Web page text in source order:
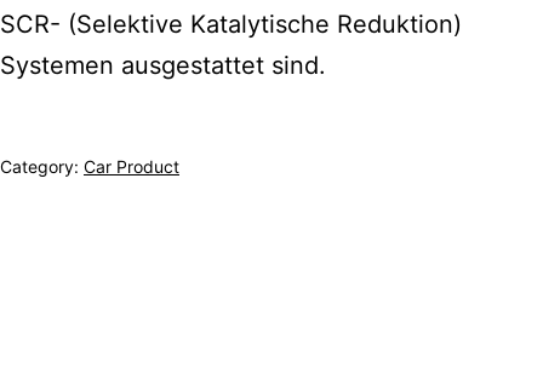
SCR- (Selektive Katalytische Reduktion)
Systemen ausgestattet sind.
Category: Car Product